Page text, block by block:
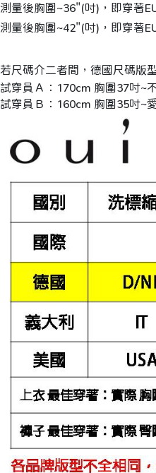
測量後胸圍~36"(吋)，即穿著
測量後胸圍~42"(吋)，即穿著
若尺碼介二者間，德國尺碼版
試穿員Ａ：170cm 胸圍37吋~
試穿員Ｂ：160cm 胸圍35吋~